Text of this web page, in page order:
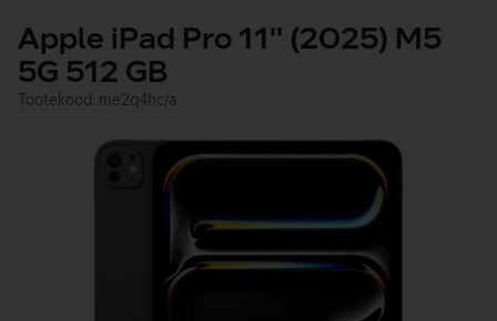
Apple iPad Pro 11'' (2025) M5
5G 512 GB
Tootekood: me2q4hc/a